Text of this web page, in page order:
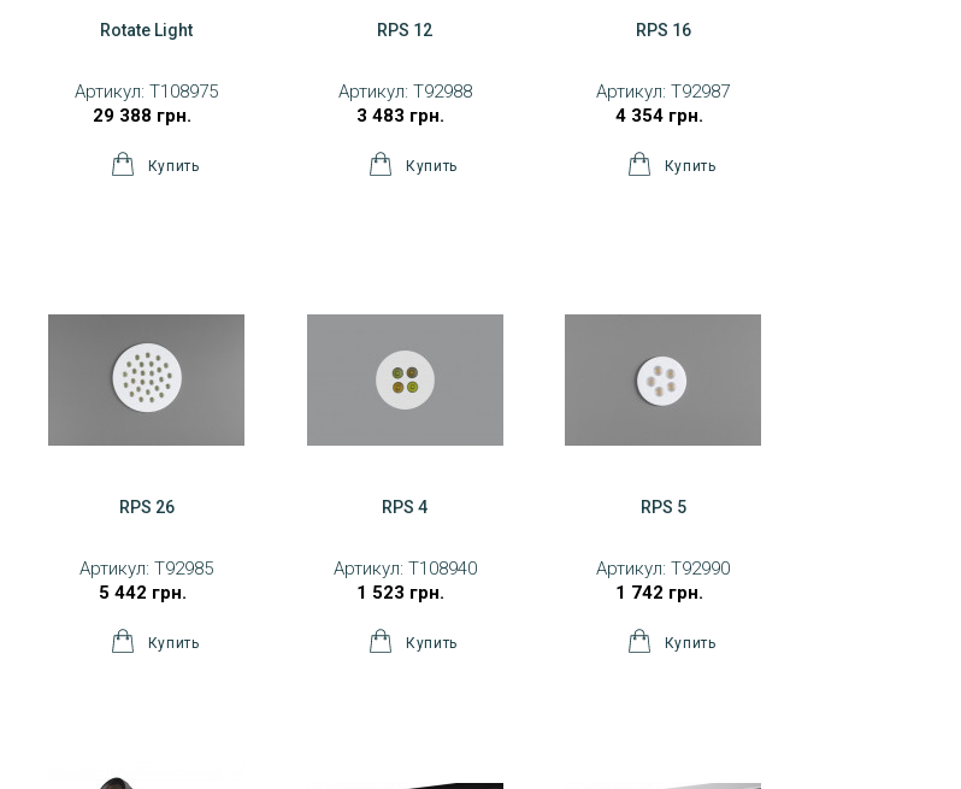
Rotate Light
Артикул:T108975
29 388 грн.
RPS 12
Артикул: T92988
3 483 грн.
RPS 16
Артикул:T92987
4 354 грн.
RPS 26
Артикул:T92985
5 442 грн.
RPS 4
Артикул: T108940
1 523 грн.
RPS 5
Артикул:T92990
1 742 грн.